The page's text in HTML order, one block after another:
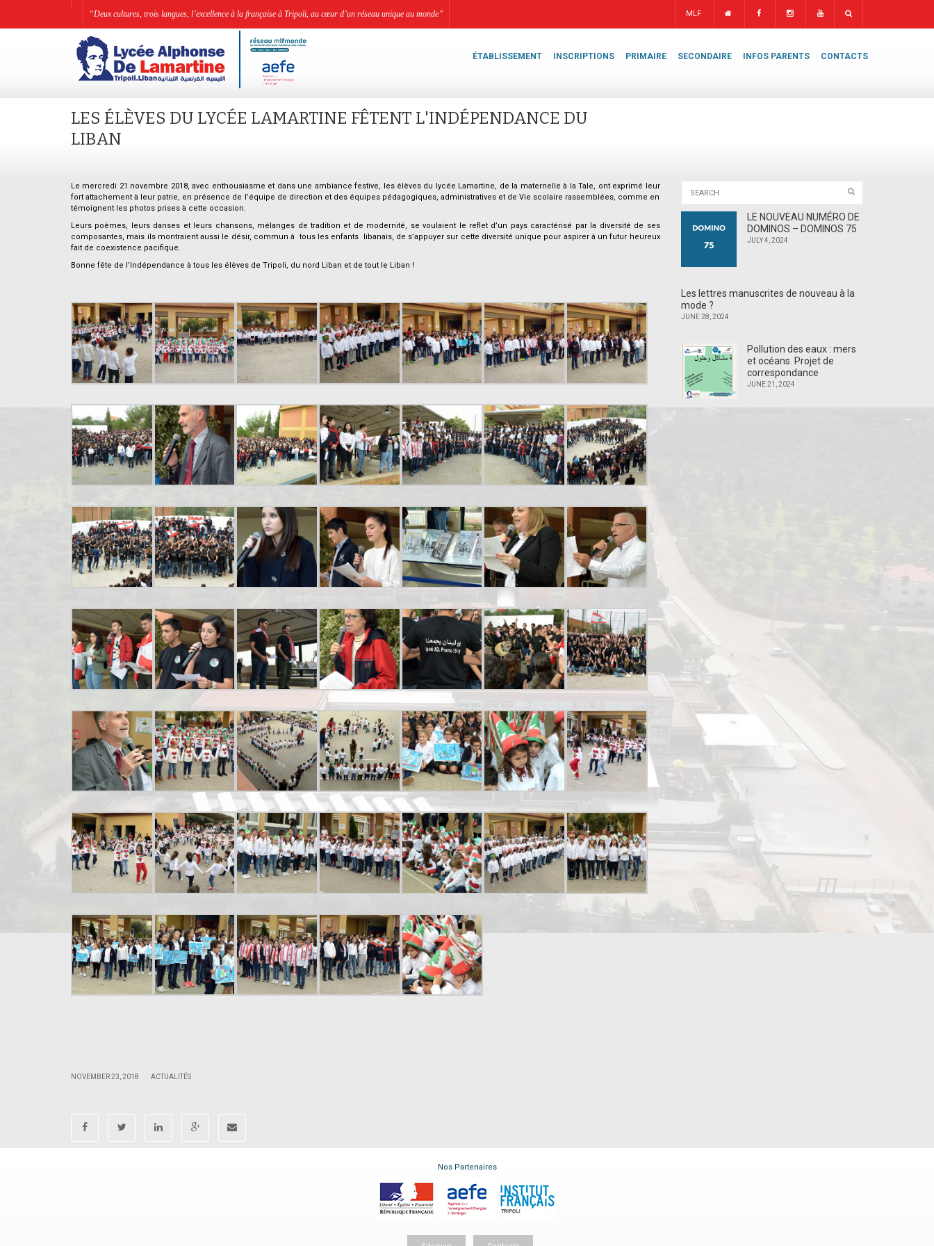
“Deux cultures, trois langues, l’excellence à la française à Tripoli, au cœur d’un réseau unique au monde” MLF
ÉTABLISSEMENT INSCRIPTIONS PRIMAIRE SECONDAIRE INFOS PARENTS CONTACTS
LES ÉLÈVES DU LYCÉE LAMARTINE FÊTENT L'INDÉPENDANCE DU
LIBAN
Le mercredi 21 novembre 2018, avec enthousiasme et dans une ambiance festive, les élèves du lycée Lamartine, de la maternelle à la Tale, ont exprimé leur
fort attachement à leur patrie, en présence de l’équipe de direction et des équipes pédagogiques, administratives et de Vie scolaire rassemblées, comme en
témoignent les photos prises à cette occasion.
Leurs poèmes, leurs danses et leurs chansons, mélanges de tradition et de modernité, se voulaient le reflet d’un pays caractérisé par la diversité de ses
composantes, mais ils montraient aussi le désir, commun à tous les enfants libanais, de s’appuyer sur cette diversité unique pour aspirer à un futur heureux
fait de coexistence pacifique.
Bonne fête de l’Indépendance à tous les élèves de Tripoli, du nord Liban et de tout le Liban !
NOVEMBER 23, 2018 ACTUALITÉS
LE NOUVEAU NUMÉRO DE
DOMINOS – DOMINOS 75
JULY 4, 2024
Les lettres manuscrites de nouveau à la
mode ?
JUNE 28, 2024
Pollution des eaux : mers
et océans. Projet de
correspondance
JUNE 21, 2024
Nos Partenaires